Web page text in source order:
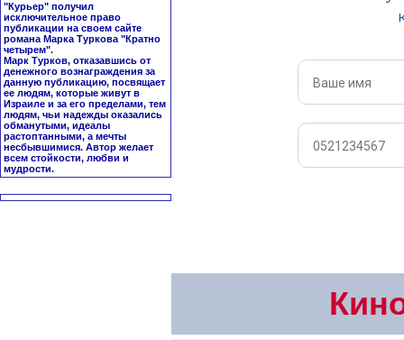
"Курьер" получил
исключительное право
публикации на своем сайте
романа Марка Туркова "Кратно
четырем".
Марк Турков, отказавшись от
денежного вознаграждения за
данную публикацию, посвящает
ее людям, которые живут в
Израиле и за его пределами, тем
людям, чьи надежды оказались
обманутыми, идеалы
растоптанными, а мечты
несбывшимися. Автор желает
всем стойкости, любви и
мудрости.